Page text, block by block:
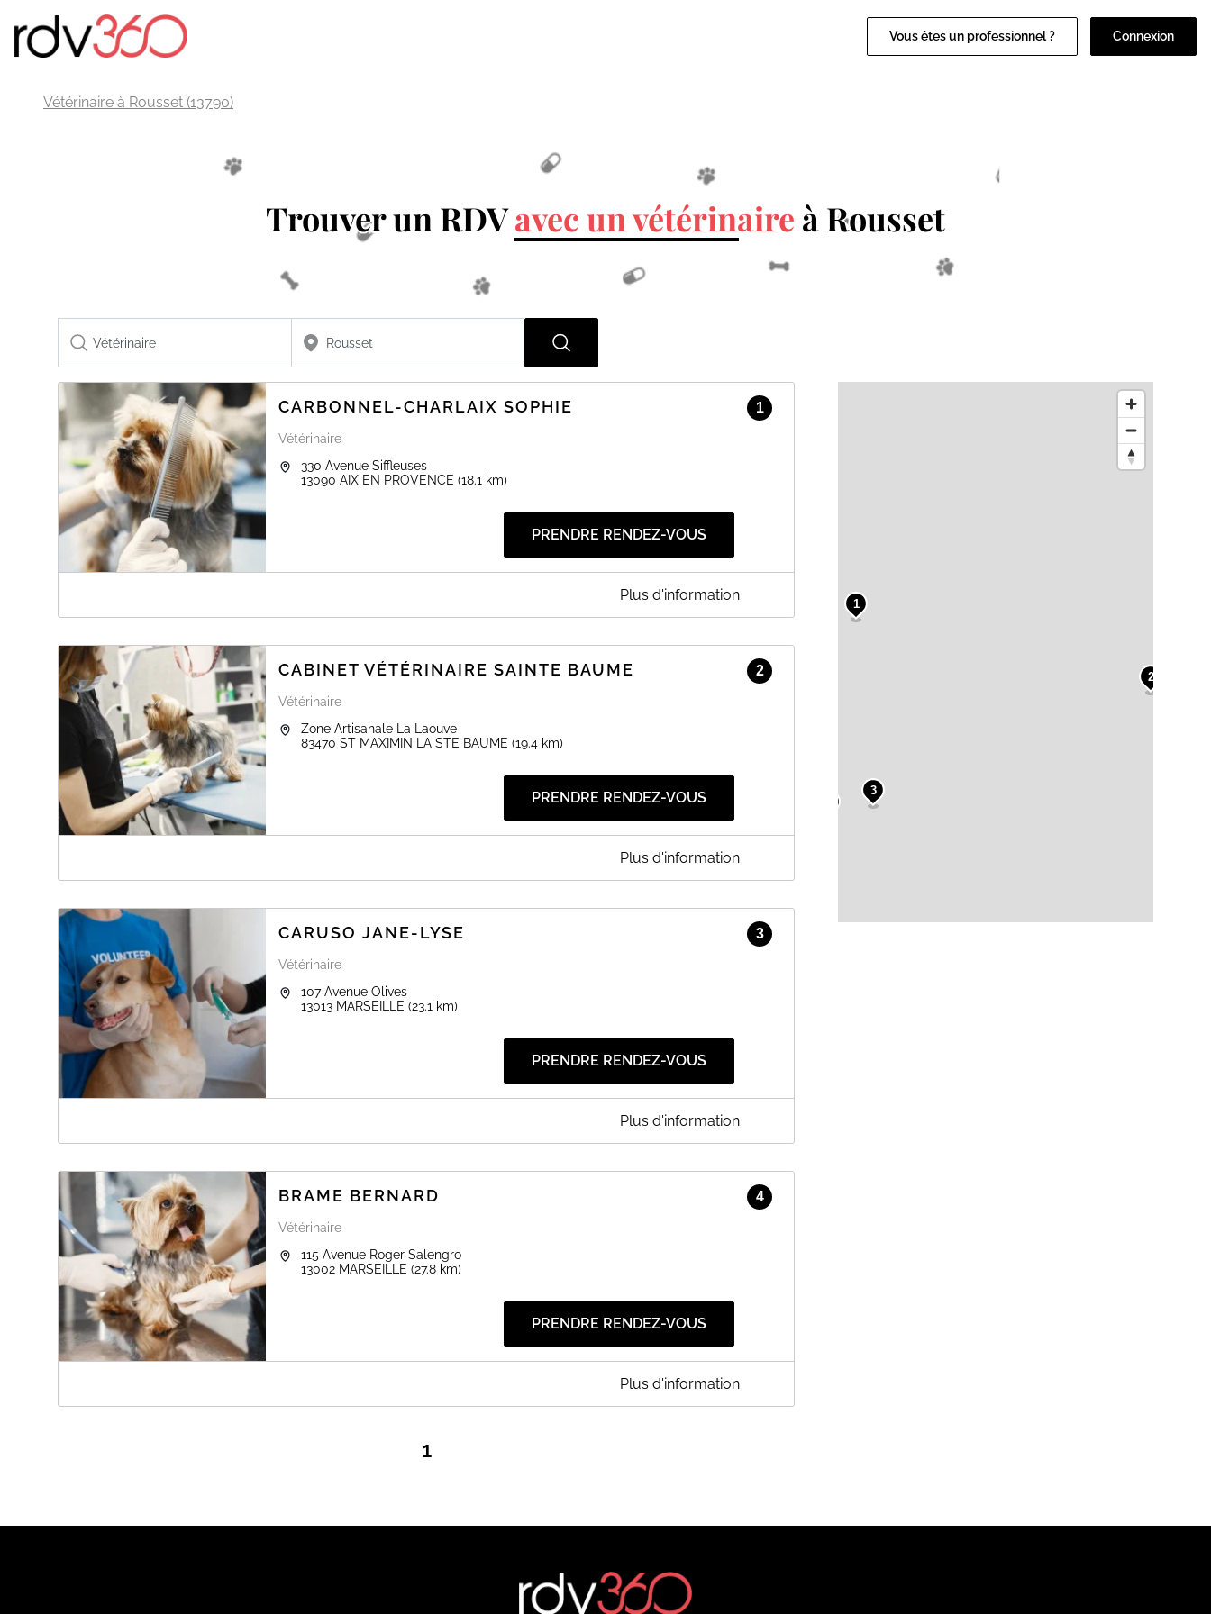
Vous êtes un professionnel ? Connexion
Vétérinaire à Rousset (13790)
Trouver un RDVavec un vétérinaire à Rousset
CARBONNEL-CHARLAIX SOPHIE 1
Vétérinaire
330 Avenue Siffleuses
13090 AIX EN PROVENCE (18.1 km)
PRENDRE RENDEZ-VOUS
vous.
Plus d'information
CABINET VÉTÉRINAIRE SAINTE BAUME 2
Vétérinaire
Zone Artisanale La Laouve
83470 ST MAXIMIN LA STE BAUME (19.4 km)
PRENDRE RENDEZ-VOUS
prendre rendez-vous.
Plus d'information
CARUSO JANE-LYSE 3
Vétérinaire
107 Avenue Olives
13013 MARSEILLE (23.1 km)
PRENDRE RENDEZ-VOUS
EN SAVOIR PLUS
Plus d'information
BRAME BERNARD 4
Vétérinaire
115 Avenue Roger Salengro
13002 MARSEILLE (27.8 km)
PRENDRE RENDEZ-VOUS
Plus d'information
1
1
2
3